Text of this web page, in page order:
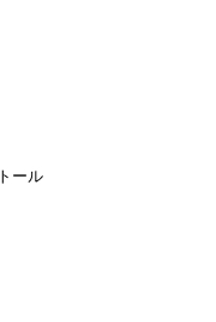
ール